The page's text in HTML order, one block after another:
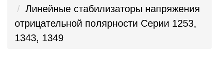
Линейные стабилизаторы напряжения
отрицательной полярности Серии 1253,
1343, 1349